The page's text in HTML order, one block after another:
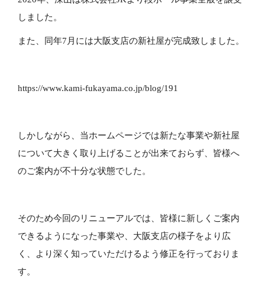
しました。
また、同年7月には大阪支店の新社屋が完成致しました。
https://www.kami-fukayama.co.jp/blog/191
しかしながら、当ホームページでは新たな事業や新社屋
について大きく取り上げることが出来ておらず、皆様へ
のご案内が不十分な状態でした。
そのため今回のリニューアルでは、皆様に新しくご案内
できるようになった事業や、大阪支店の様子をより広
く、より深く知っていただけるよう修正を行っておりま
す。